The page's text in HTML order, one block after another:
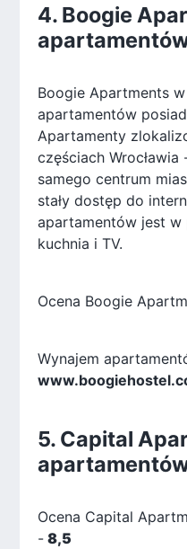
4. Boogie
Boogie Apartments
apartamentów
Apartamenty
częściach
samego centrum
stały dostęp do
apartamentów jest w
kuchnia i TV.
Ocena Boogie
Wynajem
5. Capital
Ocena Capital
- 8,5